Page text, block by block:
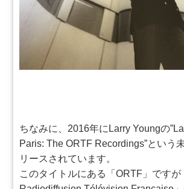
ちなみに、2016年にLarry Youngの
Paris: The ORTF Recordings”という
リースされています。
このタイトルにある「ORTF」ですが